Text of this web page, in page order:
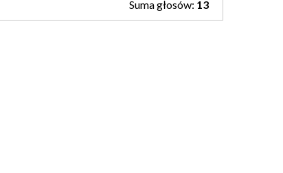
Suma głosów: 13